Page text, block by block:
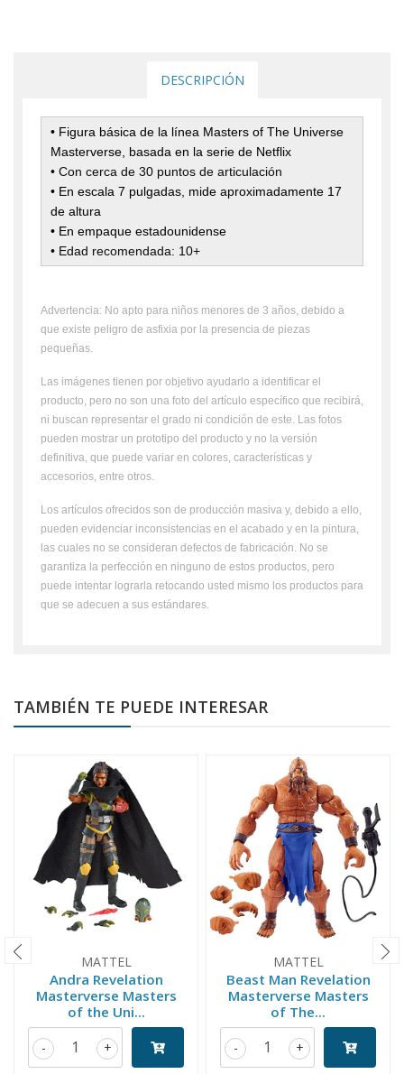
DESCRIPCIÓN
• Figura básica de la línea Masters of The Universe
Masterverse, basada en la serie de Netflix
• Con cerca de 30 puntos de articulación
• En escala 7 pulgadas, mide aproximadamente 17
de altura
• En empaque estadounidense
• Edad recomendada: 10+
Advertencia: No apto para niños menores de 3 años, debido a
que existe peligro de asfixia por la presencia de piezas
pequeñas.
Las imágenes tienen por objetivo ayudarlo a identificar el
producto, pero no son una foto del artículo específico que recibirá,
ni buscan representar el grado ni condición de este. Las fotos
pueden mostrar un prototipo del producto y no la versión
definitiva, que puede variar en colores, características y
accesorios, entre otros.
Los artículos ofrecidos son de producción masiva y, debido a ello,
pueden evidenciar inconsistencias en el acabado y en la pintura,
las cuales no se consideran defectos de fabricación. No se
garantiza la perfección en ninguno de estos productos, pero
puede intentar lograrla retocando usted mismo los productos para
que se adecuen a sus estándares.
TAMBIÉN TE PUEDE INTERESAR
MATTEL
Andra Revelation
Masterverse Masters
of the Uni...
+
-
MATTEL
Beast Man Revelation
Masterverse Masters
of The...
+
-